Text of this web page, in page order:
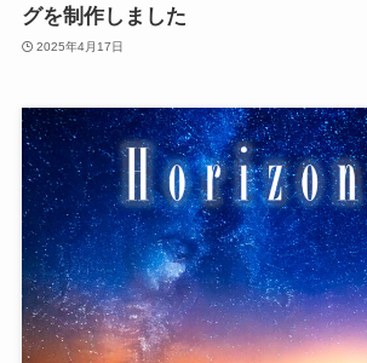
グを制作しました
2025年4月17日